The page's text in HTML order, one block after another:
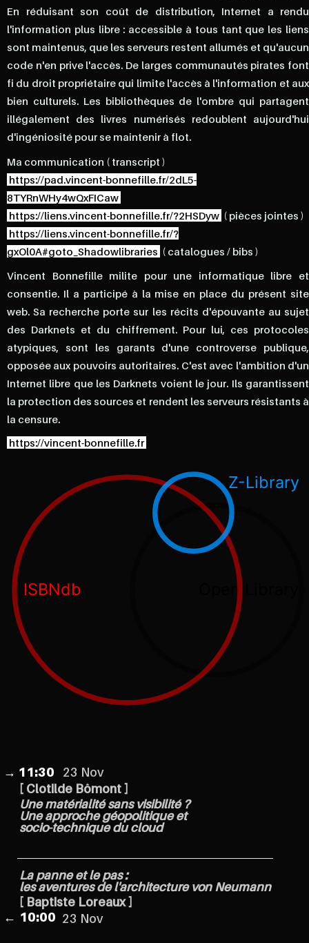
En réduisant son coût de distribution, Internet a rendu
l'information plus libre : accessible à tous tant que les liens
sont maintenus, que les serveurs restent allumés et qu'aucun
code n'en prive l'accès. De larges communautés pirates font
fi du droit propriétaire qui limite l'accès à l'information et aux
bien culturels. Les bibliothèques de l'ombre qui partagent
illégalement des livres numérisés redoublent aujourd'hui
d'ingéniosité pour se maintenir à flot.
Ma communication ( transcript )
https://pad.vincent-bonnefille.fr/2dL5-
8TYRnWHy4wQxFICaw
https://liens.vincent-bonnefille.fr/?2HSDyw ( pièces jointes )
https://liens.vincent-bonnefille.fr/?
gxOl0A#goto_Shadowlibraries
( catalogues / bibs )
Vincent Bonnefille milite pour une informatique libre et
consentie. Il a participé à la mise en place du présent site
web. Sa recherche porte sur les récits d'épouvante au sujet
des Darknets et du chiffrement. Pour lui, ces protocoles
atypiques, sont les garants d'une controverse publique,
opposée aux pouvoirs autoritaires. C'est avec l'ambition d'un
Internet libre que les Darknets voient le jour. Ils garantissent
la protection des sources et rendent les serveurs résistants à
la censure.
https://vincent-bonnefille.fr
→ 11:30
23 Nov
[ Clotilde Bômont ]
Une matérialité sans visibilité ?
Une approche géopolitique et
socio-technique du cloud
La panne et le pas :
les aventures de l'architecture von Neumann
[ Baptiste Loreaux ]
23 Nov
← 10:00